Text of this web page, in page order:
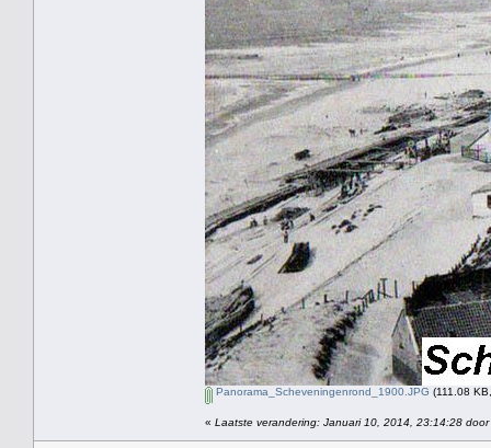
Panorama_Scheveningenrond_1900.JPG (111.08
« Laatste verandering: Januari 10, 2014, 23:14:28 door